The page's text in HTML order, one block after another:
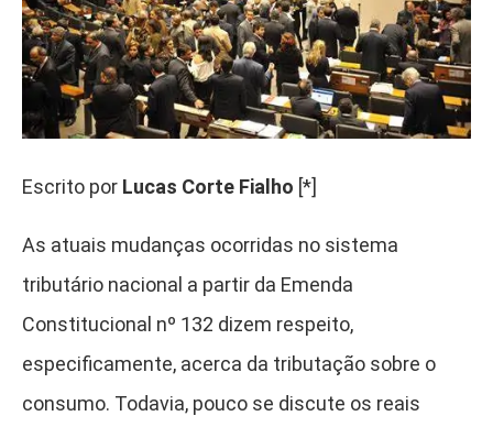
Escrito por Lucas Corte Fialho [*]
As atuais mudanças ocorridas no sistema
tributário nacional a partir da Emenda
Constitucional nº 132 dizem respeito,
especificamente, acerca da tributação sobre o
consumo. Todavia, pouco se discute os reais